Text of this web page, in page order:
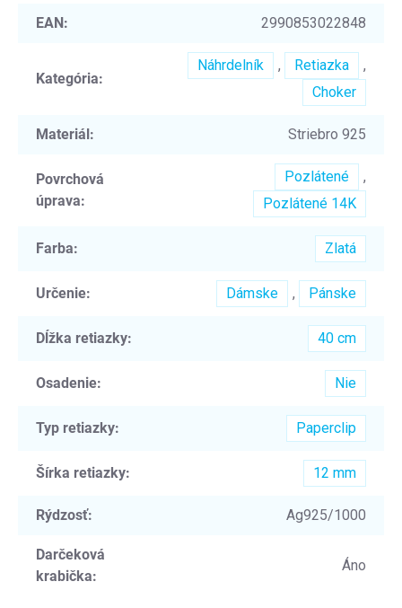
EAN: 2990853022848
Kategória:
Náhrdelník , Retiazka
,
Choker
Materiál: Striebro 925
Povrchová
úprava:
Pozlátené
,
Pozlátené 14K
Farba: Zlatá
Určenie: Dámske , Pánske
Dĺžka retiazky: 40 cm
Osadenie: Nie
Typ retiazky: Paperclip
Šírka retiazky: 12 mm
Rýdzosť: Ag925/1000
Darčeková
krabička:
Áno